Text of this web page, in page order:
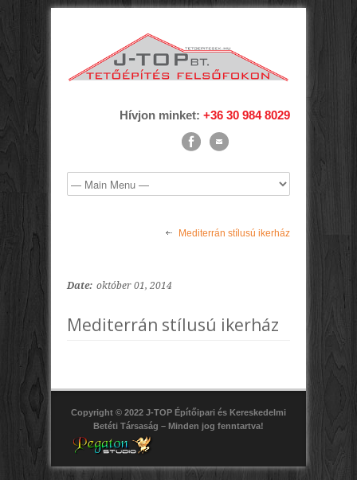
Hívjon minket: +36 30 984 8029
Mediterrán stílusú ikerház
Date: október 01, 2014
Mediterrán stílusú ikerház
Copyright © 2022 J-TOP Építőipari és Kereskedelmi
Betéti Társaság – Minden jog fenntartva!